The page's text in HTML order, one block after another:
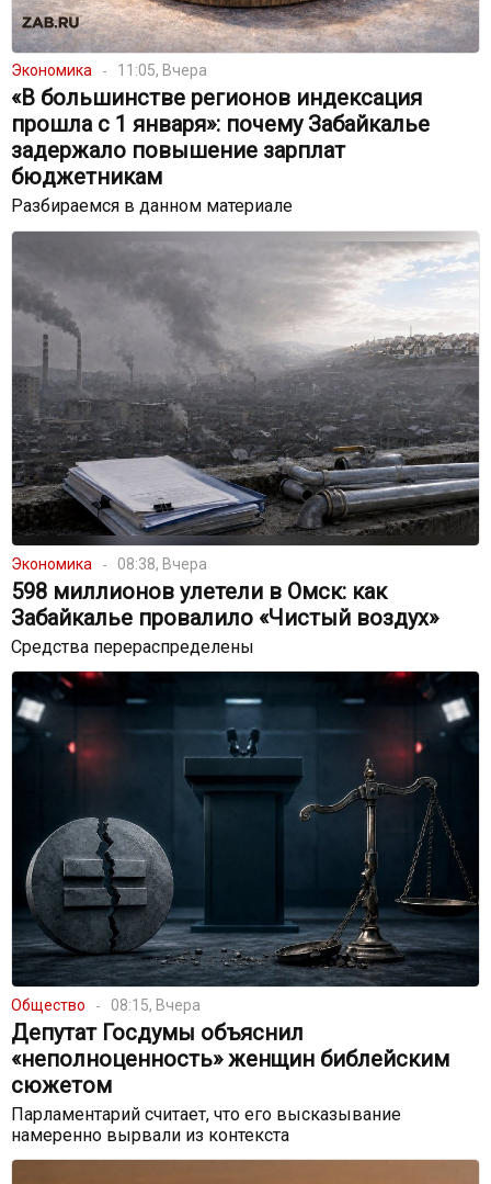
Экономика 11:05, Вчера
«В большинстве регионов индексация
прошла с 1 января»: почему Забайкалье
задержало повышение зарплат
бюджетникам
Разбираемся в данном материале
Экономика 08:38, Вчера
598 миллионов улетели в Омск: как
Забайкалье провалило «Чистый воздух»
Средства перераспределены
Общество 08:15, Вчера
Депутат Госдумы объяснил
«неполноценность» женщин библейским
сюжетом
Парламентарий считает, что его высказывание
намеренно вырвали из контекста